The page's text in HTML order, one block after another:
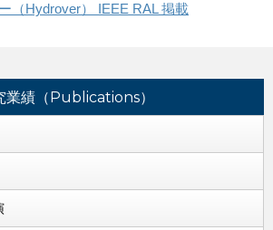
（Hydrover） IEEE RAL 掲載
業績（Publications）